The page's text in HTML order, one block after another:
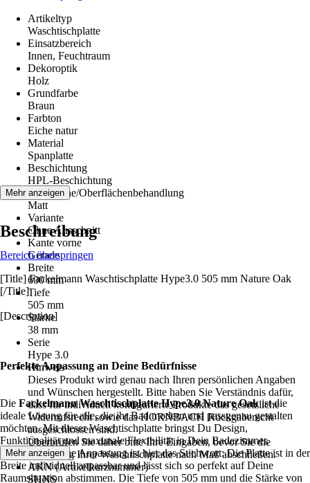
Artikeltyp
Waschtischplatte
Einsatzbereich
Innen, Feuchtraum
Dekoroptik
Holz
Grundfarbe
Braun
Farbton
Eiche natur
Material
Spanplatte
Beschichtung
HPL-Beschichtung
Oberfläche/Oberflächenbehandlung
Matt
Variante
Ohne Ausschnitt
Kante vorne
Gerade
Breite
600 mm
Tiefe
505 mm
Stärke
38 mm
Serie
Hype 3.0
Hinweis
Dieses Produkt wird genau nach Ihren persönlichen Angaben
und Wünschen hergestellt. Bitte haben Sie Verständnis dafür,
dass für individuell konfigurierte Produkte das gesetzliche
Widerrufsrecht sowie das HORNBACH Rückgaberecht
ausgeschlossen sind.
Überprüfen Sie daher bitte Ihre Eingaben, bevor Sie die
Bestellung Ihrer Waschtischplatte nach Maß abschließen.
AKN (Artikelkurznummer)
SHNS
Mehr anzeigen
Beschreibung
Bereich überspringen
[Title] Fackelmann Waschtischplatte Hype3.0 505 mm Nature Oak
[/Title]
[Description]
Perfekte Anpassung an Deine Bedürfnisse
Die Fackelmann Waschtischplatte Hype3.0 Nature Oakist die
ideale Lösung für alle, die ihr Bad modern und passgenau gestalten
möchten. Mit dieser Waschtischplatte bringst Du Design,
Funktionalität und maximale Flexibilität in Dein Badezimmer.
Millimetergenaue Anpassung ist hier das Stichwort: Die Platte ist in der
Breite individuell anpassbar und lässt sich so perfekt auf Deine
Raumsituation abstimmen. Die Tiefe von 505 mm und die Stärke von
Mehr anzeigen